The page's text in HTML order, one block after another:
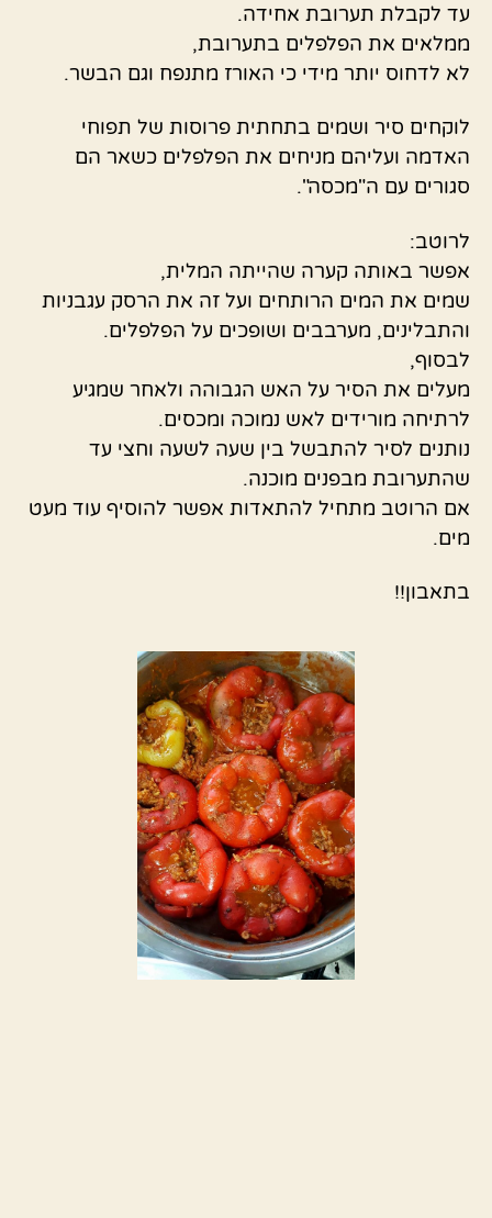
עד לקבלת תערובת אחידה.
ממלאים את הפלפלים בתערובת,
לא לדחוס יותר מידי כי האורז מתנפח וגם הבשר.
לוקחים סיר ושמים בתחתית פרוסות של תפוחי
האדמה ועליהם מניחים את הפלפלים כשאר הם
סגורים עם ה"מכסה".
לרוטב:
אפשר באותה קערה שהייתה המלית,
שמים את המים הרותחים ועל זה את הרסק עגבניות
והתבלינים, מערבבים ושופכים על הפלפלים.
לבסוף,
מעלים את הסיר על האש הגבוהה ולאחר שמגיע
לרתיחה מורידים לאש נמוכה ומכסים.
נותנים לסיר להתבשל בין שעה לשעה וחצי עד
שהתערובת מבפנים מוכנה.
אם הרוטב מתחיל להתאדות אפשר להוסיף עוד מעט
מים.
בתאבון!!